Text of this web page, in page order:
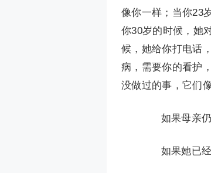
像你一样；当你23
你30岁的时候，她
候，她给你打电话
病，需要你的看护
没做过的事，它们
如果母亲仍
如果她已经